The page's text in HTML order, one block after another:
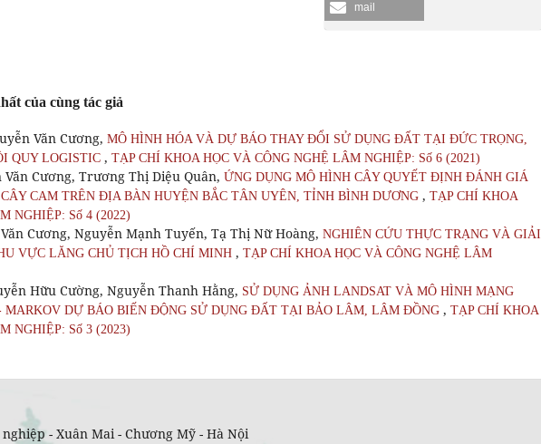
mail
của cùng tác giả
Văn Cương, MÔ HÌNH HÓA VÀ DỰ BÁO THAY ĐỔI SỬ DỤNG ĐẤT TẠI ĐỨC TRỌNG,
QUY LOGISTIC , TẠP CHÍ KHOA HỌC VÀ CÔNG NGHỆ LÂM NGHIỆP: Số 6 (2021)
Văn Cương, Trương Thị Diệu Quân, ỨNG DỤNG MÔ HÌNH CÂY QUYẾT ĐỊNH ĐÁNH GIÁ
CAM TRÊN ĐỊA BÀN HUYỆN BẮC TÂN UYÊN, TỈNH BÌNH DƯƠNG , TẠP CHÍ KHOA
NGHIỆP: Số 4 (2022)
Cương, Nguyễn Mạnh Tuyến, Tạ Thị Nữ Hoàng, NGHIÊN CỨU THỰC TRẠNG VÀ GIẢI
VỰC LĂNG CHỦ TỊCH HỒ CHÍ MINH , TẠP CHÍ KHOA HỌC VÀ CÔNG NGHỆ LÂM
Hữu Cường, Nguyễn Thanh Hằng, SỬ DỤNG ẢNH LANDSAT VÀ MÔ HÌNH MẠNG
DỰ BÁO BIẾN ĐỘNG SỬ DỤNG ĐẤT TẠI BẢO LÂM, LÂM ĐỒNG , TẠP CHÍ KHOA
NGHIỆP: Số 3 (2023)
- Xuân Mai - Chương Mỹ - Hà Nội